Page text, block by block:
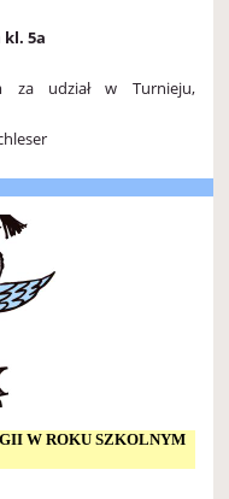
kl. 5a
za udział w Turnieju,
W ROKU SZKOLNYM